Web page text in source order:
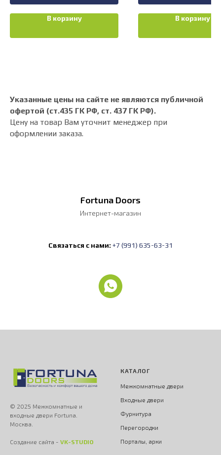
В корзину В корзину
Указанные цены на сайте не являются публичной
офертой (ст.435 ГК РФ, cт. 437 ГК РФ).
Цену на товар Вам уточнит менеджер при
оформлении заказа.
Fortuna Doors
Интернет-магазин
Связаться с нами: +7 (991) 635-63-31
© 2025 Межкомнатные и
входные двери Fortuna.
Москва.
Создание сайта - VK-STUDIO
КАТАЛОГ
Межкомнатные двери
Входные двери
Фурнитура
Перегородки
Порталы, арки